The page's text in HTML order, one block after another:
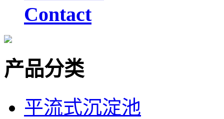
Contact
产品分类
平流式沉淀池